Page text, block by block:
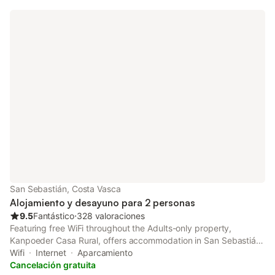
San Sebastián, Costa Vasca
Alojamiento y desayuno para 2 personas
9.5Fantástico⋅328 valoraciones
Featuring free WiFi throughout the Adults-only property,
Kanpoeder Casa Rural, offers accommodation in San Sebastián.
Free private parking is available on site. Every room comes with
a private bathroom fitted with a shower.
Wifi Internet
Aparcamiento
Cancelación gratuita